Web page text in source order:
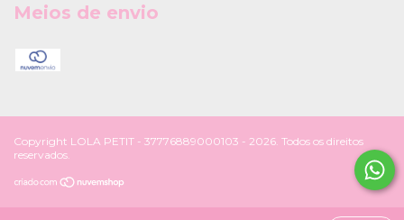
Meios de envio
Copyright LOLA PETIT - 37776889000103 - 2026. Todos os direitos
reservados.